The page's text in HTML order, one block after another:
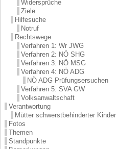
Widersprüche
Ziele
Hilfesuche
Notruf
Rechtswege
Verfahren 1: Wr JWG
Verfahren 2: NÖ SHG
Verfahren 3: NÖ MSG
Verfahren 4: NÖ ADG
NÖ ADG Prüfungsersuchen
Verfahren 5: SVA GW
Volksanwaltschaft
Verantwortung
Mütter schwerstbehinderter Kinder
Fotos
Themen
Standpunkte